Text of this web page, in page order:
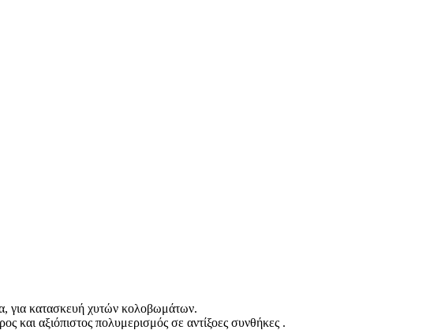
για κατασκευή χυτών κολοβωμάτων.
και αξιόπιστος πολυμερισμός σε αντίξοες συνθήκες .